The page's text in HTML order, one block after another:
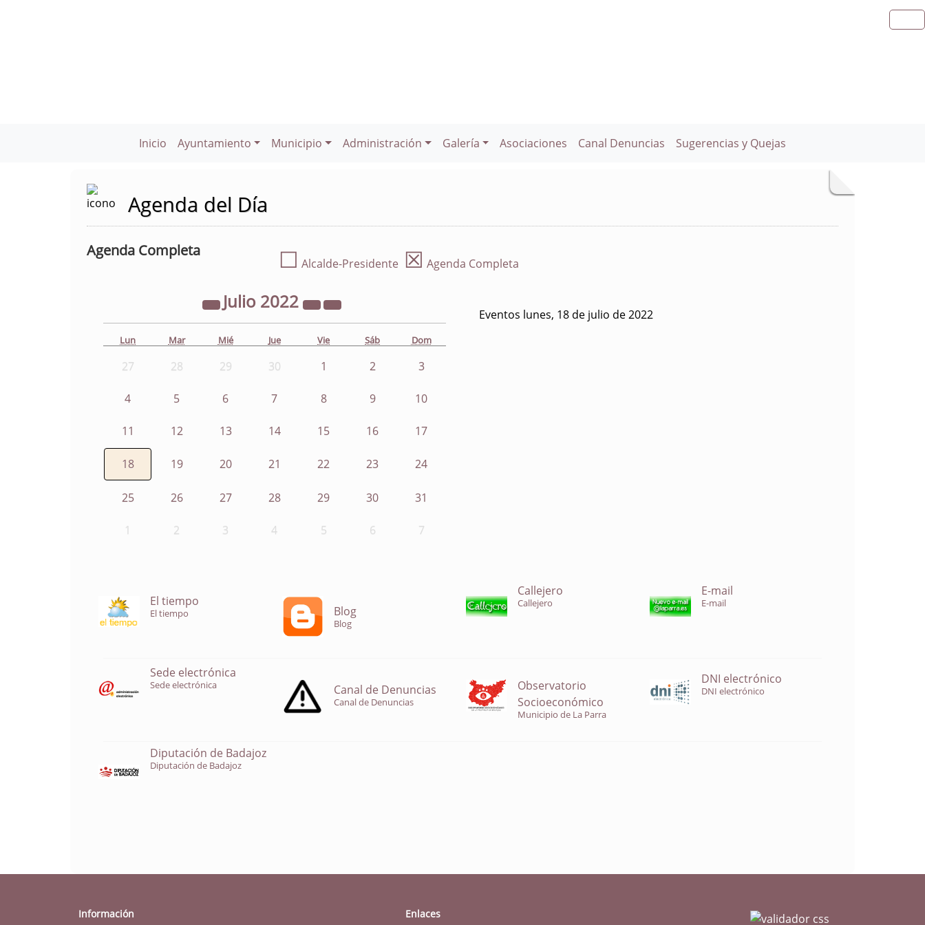
Inicio Ayuntamiento Municipio Administración Galería Asociaciones Canal Denuncias Sugerencias y Quejas
Agenda del Día
Agenda Completa ☐ Alcalde-Presidente ☒ Agenda Completa
Julio 2022
Lun Mar Mié Jue Vie Sáb Dom
27 28 29 30 1 2 3
4 5 6 7 8 9 10
11 12 13 14 15 16 17
18 19 20 21 22 23 24
25 26 27 28 29 30 31
1 2 3 4 5 6 7
Eventos lunes, 18 de julio de 2022
El tiempo
El tiempo Blog
Blog
Callejero
Callejero
E-mail
E-mail
Sede electrónica
Sede electrónica Canal de Denuncias
Canal de Denuncias
Observatorio
Socioeconómico
Municipio de La Parra
DNI electrónico
DNI electrónico
Diputación de Badajoz
Diputación de Badajoz
Información Enlaces